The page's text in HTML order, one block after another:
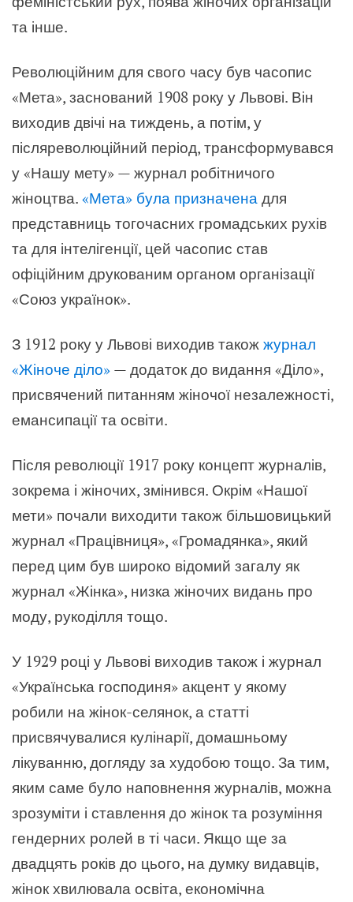
та інше.
Революційним для свого часу був часопис
«Мета», заснований 1908 року у Львові. Він
виходив двічі на тиждень, а потім, у
післяреволюційний період, трансформувався
у «Нашу мету» — журнал робітничого
жіноцтва. «Мета» була призначена для
представниць тогочасних громадських рухів
та для інтелігенції, цей часопис став
офіційним друкованим органом організації
«Союз українок».
З 1912 року у Львові виходив також журнал
«Жіноче діло» — додаток до видання «Діло»,
присвячений питанням жіночої незалежності,
емансипації та освіти.
Після революції 1917 року концепт журналів,
зокрема і жіночих, змінився. Окрім «Нашої
мети» почали виходити також більшовицький
журнал «Працівниця», «Громадянка», який
перед цим був широко відомий загалу як
журнал «Жінка», низка жіночих видань про
моду, рукоділля тощо.
У 1929 році у Львові виходив також і журнал
«Українська господиня» акцент у якому
робили на жінок-селянок, а статті
присвячувалися кулінарії, домашньому
лікуванню, догляду за худобою тощо. За тим,
яким саме було наповнення журналів, можна
зрозуміти і ставлення до жінок та розуміння
гендерних ролей в ті часи. Якщо ще за
двадцять років до цього, на думку видавців,
жінок хвилювала освіта, економічна